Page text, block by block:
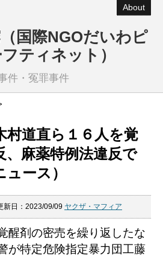
About
国際NGOだいわピ
ティネット）
件・冤罪事件
村道直ら１６人を覚
、麻薬特例法違反で
ース）
新日：2023/09/09 ヤクザ・マフィア
醒剤の密売を繰り返したな
が特定危険指定暴力団工藤